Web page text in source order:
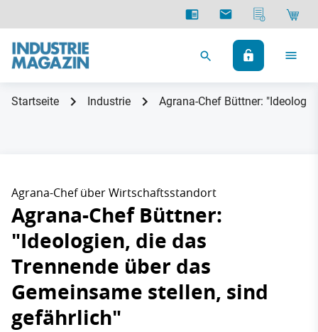
Startseite Industrie Agrana-Chef Büttner:
Agrana-Chef über Wirtschaftsstandort
Agrana-Chef Büttner:
"Ideologien, die das
Trennende über das
Gemeinsame stellen, sind
gefährlich"